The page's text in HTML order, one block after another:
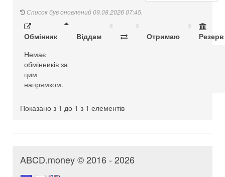
Список був оновлений 09.08.2026 07:45.
Обмінник Віддам Отримаю
Резерв
Немає
обмінників за
цим
напрямком.
Показано з 1 до 1 з 1 елементів
ABCD.money © 2016 - 2026